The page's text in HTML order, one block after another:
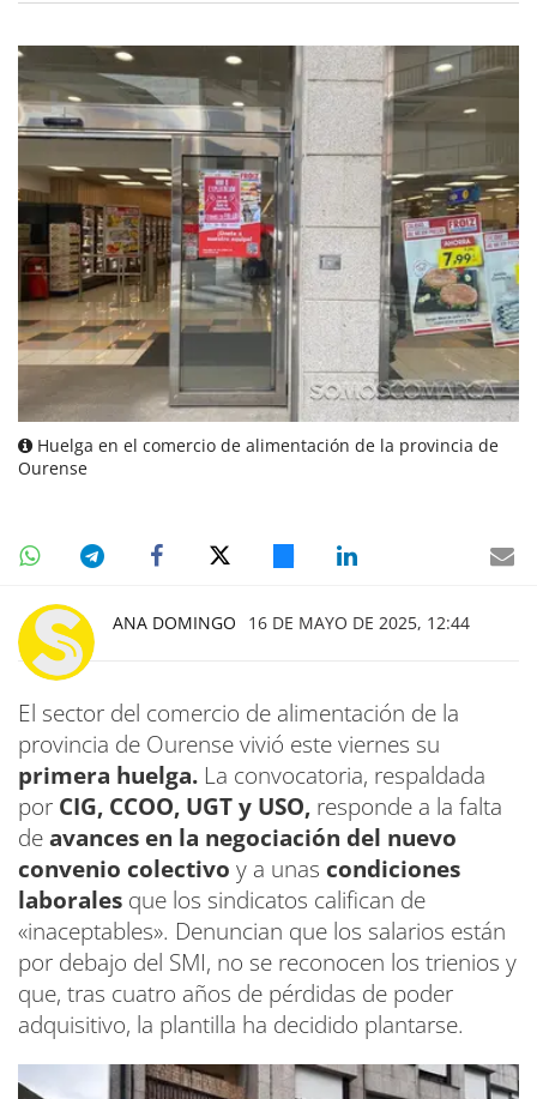
Huelga en el comercio de alimentación de la provincia de
Ourense
ANA DOMINGO 16 DE MAYO DE 2025, 12:44
El sector del comercio de alimentación de la
provincia de Ourense vivió este viernes su
primera huelga. La convocatoria, respaldada
por CIG, CCOO, UGT y USO, responde a la falta
deavances en la negociación del nuevo
convenio colectivo y a unas condiciones
laborales que los sindicatos califican de
«inaceptables». Denuncian que los salarios están
por debajo del SMI, no se reconocen los trienios y
que, tras cuatro años de pérdidas de poder
adquisitivo, la plantilla ha decidido plantarse.